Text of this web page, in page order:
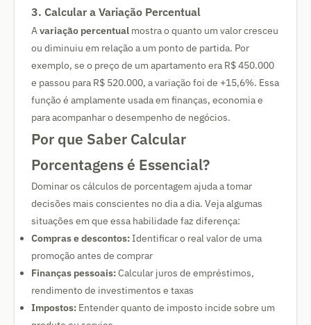
3. Calcular a Variação Percentual
Avariação percentual mostra o quanto um valor cresceu
ou diminuiu em relação a um ponto de partida. Por
exemplo, se o preço de um apartamento era R$ 450.000
e passou para R$ 520.000, a variação foi de +15,6%. Essa
função é amplamente usada em finanças, economia e
para acompanhar o desempenho de negócios.
Por que Saber Calcular
Porcentagens é Essencial?
Dominar os cálculos de porcentagem ajuda a tomar
decisões mais conscientes no dia a dia. Veja algumas
situações em que essa habilidade faz diferença:
Compras e descontos:Identificar o real valor de uma
promoção antes de comprar
Finanças pessoais:Calcular juros de empréstimos,
rendimento de investimentos e taxas
Impostos: Entender quanto de imposto incide sobre um